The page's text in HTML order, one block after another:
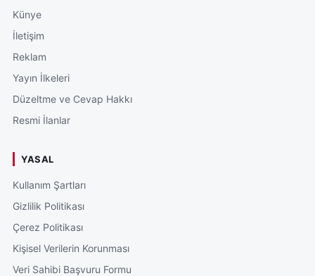
Künye
İletişim
Reklam
Yayın İlkeleri
Düzeltme ve Cevap Hakkı
Resmi İlanlar
YASAL
Kullanım Şartları
Gizlilik Politikası
Çerez Politikası
Kişisel Verilerin Korunması
Veri Sahibi Başvuru Formu